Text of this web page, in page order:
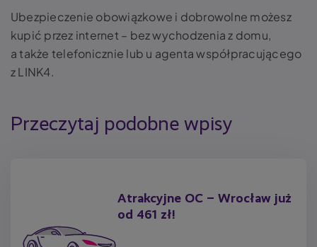
Ubezpieczenie obowiązkowe i dobrowolne możesz
kupić przez internet – bez wychodzenia z domu,
a także telefonicznie lub u agenta współpracującego
z LINK4.
Przeczytaj podobne wpisy
Atrakcyjne OC – Wrocław już
od 461 zł!